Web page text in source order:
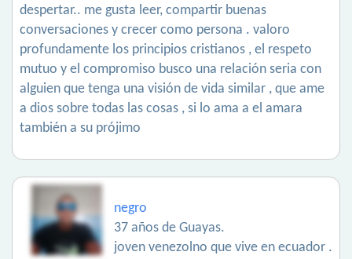
despertar.. me gusta leer, compartir buenas
conversaciones y crecer como persona . valoro
profundamente los principios cristianos , el respeto
mutuo y el compromiso busco una relación seria con
alguien que tenga una visión de vida similar , que ame
a dios sobre todas las cosas , si lo ama a el amara
también a su prójimo
negro
37 años de Guayas.
joven venezolno que vive en ecuador .